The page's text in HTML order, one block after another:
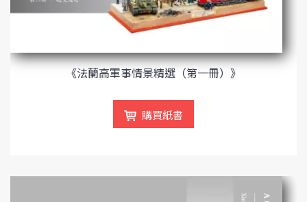
《法蘭高軍事情景精選（第一冊）》
購買紙書